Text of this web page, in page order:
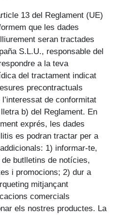
13 del Reglament (UE)
que les dades
seran tractades
S.L.U., responsable del
a la teva
del tractament indicat
precontractuals
de conformitat
b) del Reglament. En
exprés, les dades
es podran tractar per a
1) informar-te,
de butlletins de notícies,
i promocions; 2) dur a
mitjançant
comercials
els nostres productes. La